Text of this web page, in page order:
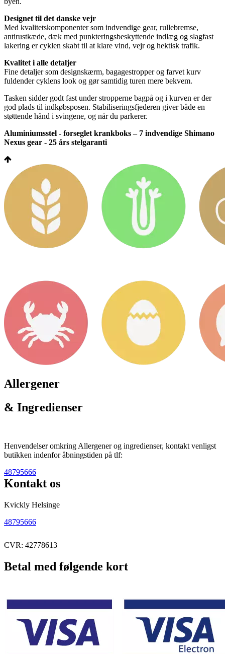
Designet til det danske vejr
Med kvalitetskomponenter som indvendige gear, rullebremse,
antirustkæde, dæk med punkteringsbeskyttende indlæg og slagfast
lakering er cyklen skabt til at klare vind, vejr og hektisk trafik.
Kvalitet i alle detaljer
Fine detaljer som designskærm, bagagestropper og farvet kurv
fuldender cyklens look og gør samtidig turen mere bekvem.
Tasken sidder godt fast under stropperne bagpå og i kurven er der
god plads til indkøbsposen. Stabiliseringsfjederen giver både en
støttende hånd i svingene, og når du parkerer.
Aluminiumsstel - forseglet krankboks – 7 indvendige Shimano
Nexus gear - 25 års stelgaranti
Allergener
& Ingredienser
Henvendelser omkring Allergener og ingredienser, kontakt venligst
butikken indenfor åbningstiden på tlf:
48795666
Kontakt os
Kvickly Helsinge
48795666
CVR: 42778613
Betal med følgende kort